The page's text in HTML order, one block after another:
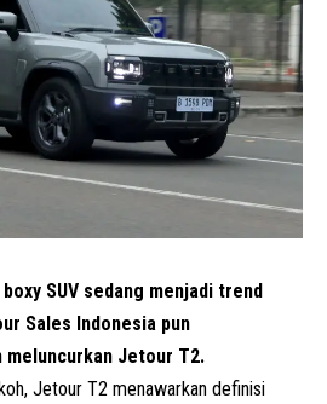
boxy SUV sedang menjadi trend
Sales Indonesia pun
meluncurkan Jetour T2.
Jetour T2 menawarkan definisi